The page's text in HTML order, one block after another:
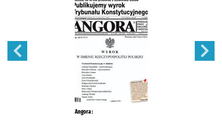
Angora :